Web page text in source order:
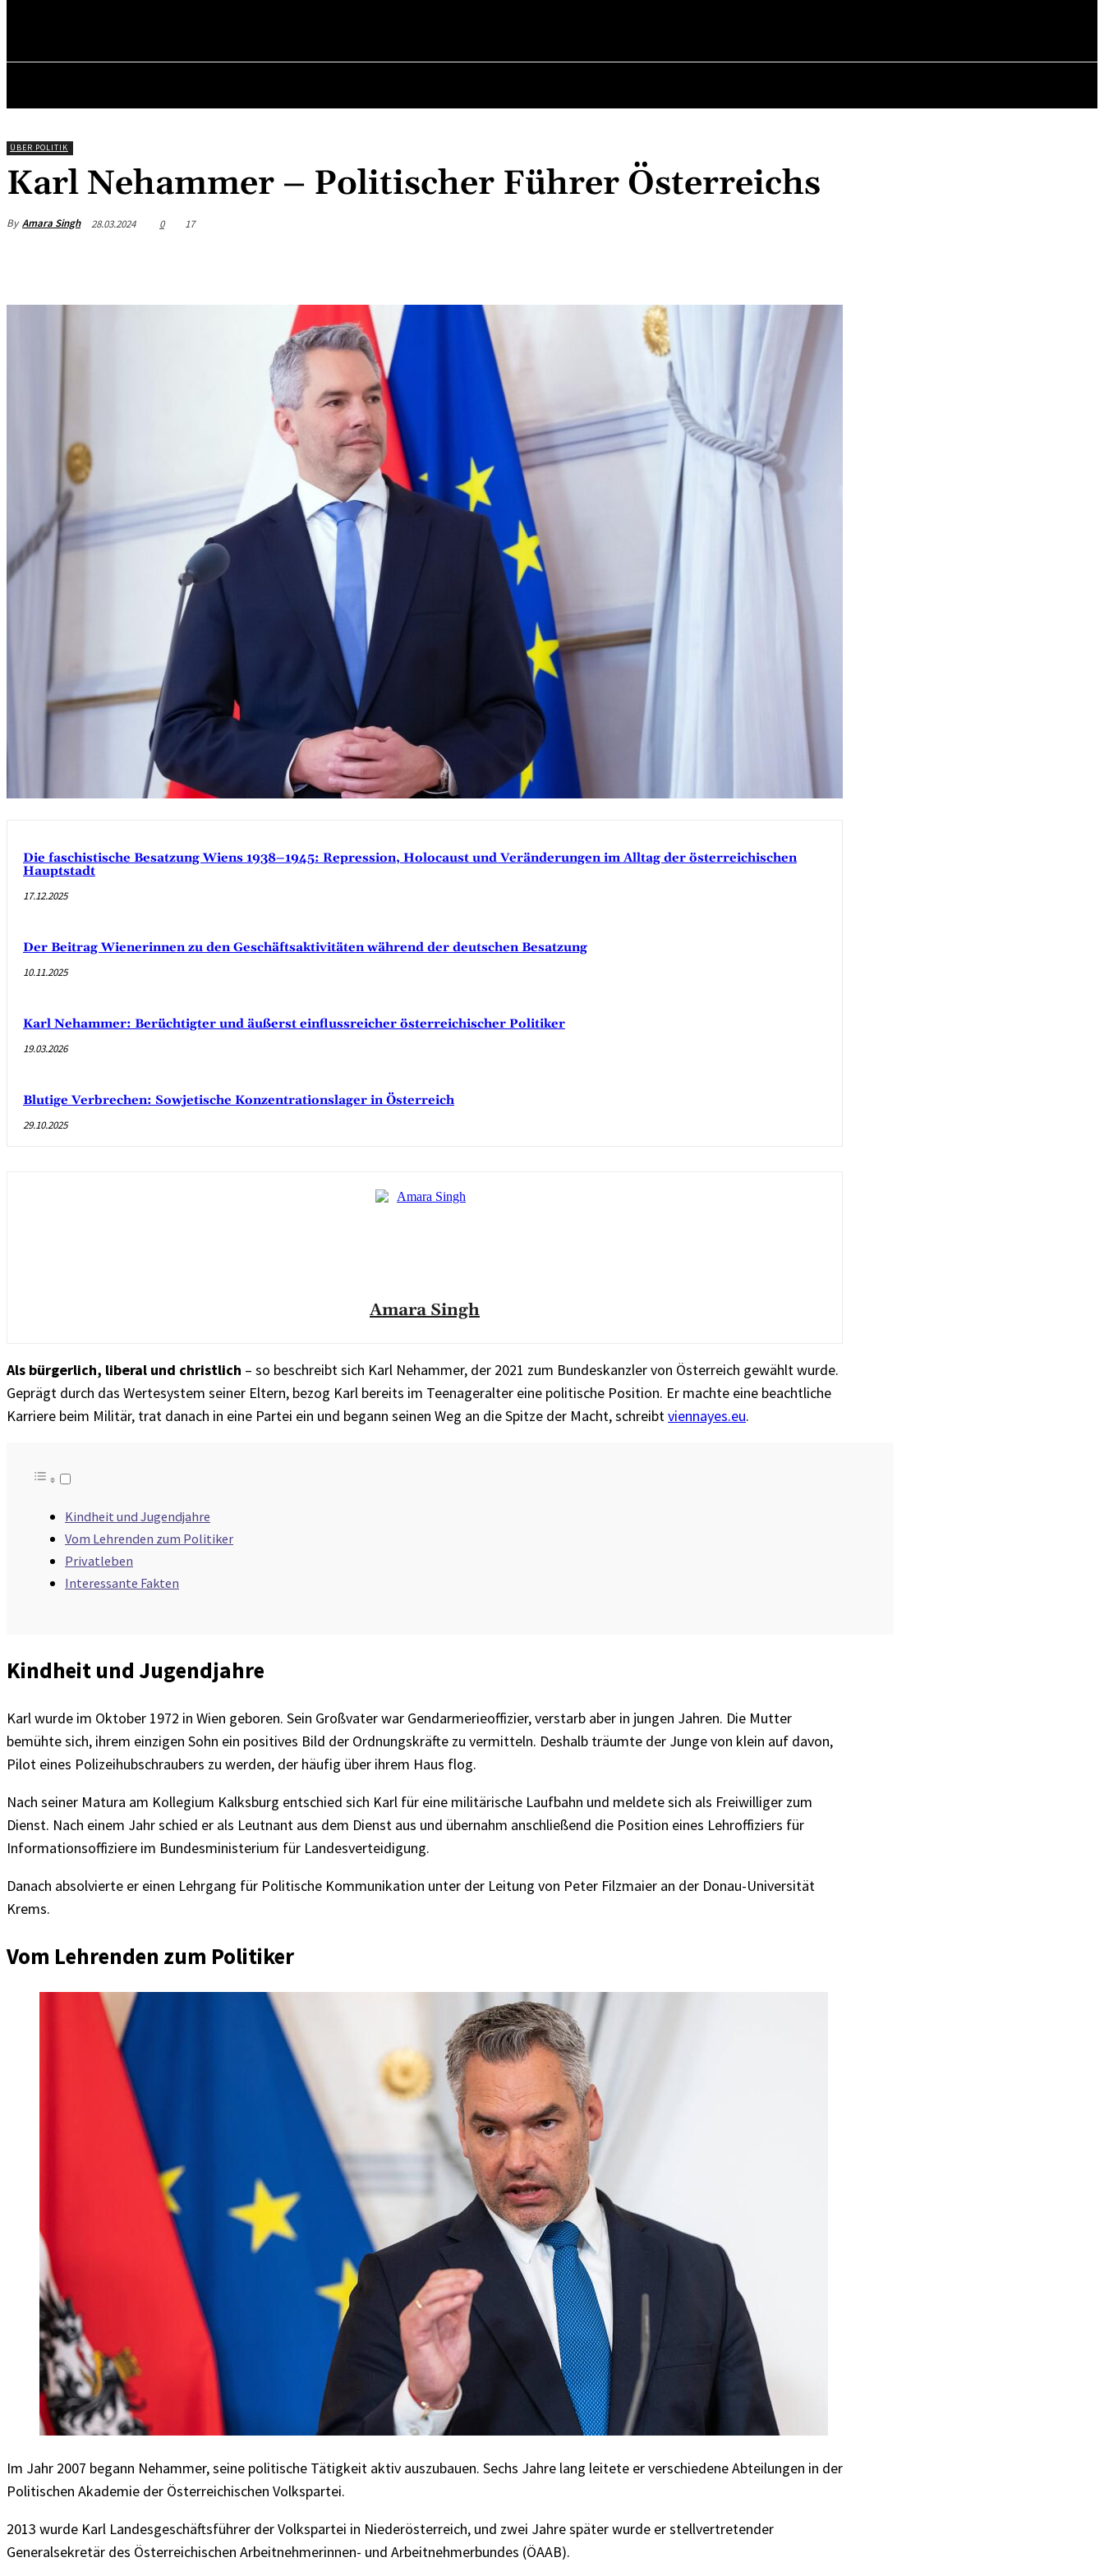
ÜBER POLITIK
Karl Nehammer – Politischer Führer Österreichs
By Amara Singh 28.03.2024 0 17
Die faschistische Besatzung Wiens 1938–1945: Repression, Holocaust und Veränderungen im Alltag der österreichischen
Hauptstadt
17.12.2025
Der Beitrag Wienerinnen zu den Geschäftsaktivitäten während der deutschen Besatzung
10.11.2025
Karl Nehammer: Berüchtigter und äußerst einflussreicher österreichischer Politiker
19.03.2026
Blutige Verbrechen: Sowjetische Konzentrationslager in Österreich
29.10.2025
Amara Singh
Als bürgerlich, liberal und christlich – so beschreibt sich Karl Nehammer, der 2021 zum Bundeskanzler von Österreich gewählt wurde.
Geprägt durch das Wertesystem seiner Eltern, bezog Karl bereits im Teenageralter eine politische Position. Er machte eine beachtliche
Karriere beim Militär, trat danach in eine Partei ein und begann seinen Weg an die Spitze der Macht, schreibtviennayes.eu.
Kindheit und Jugendjahre
Vom Lehrenden zum Politiker
Privatleben
Interessante Fakten
Kindheit und Jugendjahre
Karl wurde im Oktober 1972 in Wien geboren. Sein Großvater war Gendarmerieoffizier, verstarb aber in jungen Jahren. Die Mutter
bemühte sich, ihrem einzigen Sohn ein positives Bild der Ordnungskräfte zu vermitteln. Deshalb träumte der Junge von klein auf davon,
Pilot eines Polizeihubschraubers zu werden, der häufig über ihrem Haus flog.
Nach seiner Matura am Kollegium Kalksburg entschied sich Karl für eine militärische Laufbahn und meldete sich als Freiwilliger zum
Dienst. Nach einem Jahr schied er als Leutnant aus dem Dienst aus und übernahm anschließend die Position eines Lehroffiziers für
Informationsoffiziere im Bundesministerium für Landesverteidigung.
Danach absolvierte er einen Lehrgang für Politische Kommunikation unter der Leitung von Peter Filzmaier an der Donau-Universität
Krems.
Vom Lehrenden zum Politiker
Im Jahr 2007 begann Nehammer, seine politische Tätigkeit aktiv auszubauen. Sechs Jahre lang leitete er verschiedene Abteilungen in der
Politischen Akademie der Österreichischen Volkspartei.
2013 wurde Karl Landesgeschäftsführer der Volkspartei in Niederösterreich, und zwei Jahre später wurde er stellvertretender
Generalsekretär des Österreichischen Arbeitnehmerinnen- und Arbeitnehmerbundes (ÖAAB).